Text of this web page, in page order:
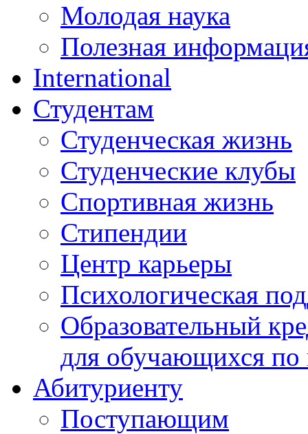
Молодая наука
Полезная
International
Студентам
Студенческая жизнь
Студенческие клубы
Спортивная жизнь
Стипендии
Центр карьеры
Психологическая
Образовательный
для обучающихся
Абитуриенту
Поступающим